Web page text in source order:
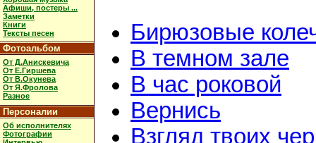
Афиши, постеры ...
Заметки
Книги
Тексты песен
Фотоальбом
От Д.Анискевича
От Е.Гиршева
От В.Окунева
От Я.Фролова
Разное
Персоналии
Об исполнителях
Фотографии
Бирюзовые
В темном зале
В час роковой
Вернись
Взгляд твоих